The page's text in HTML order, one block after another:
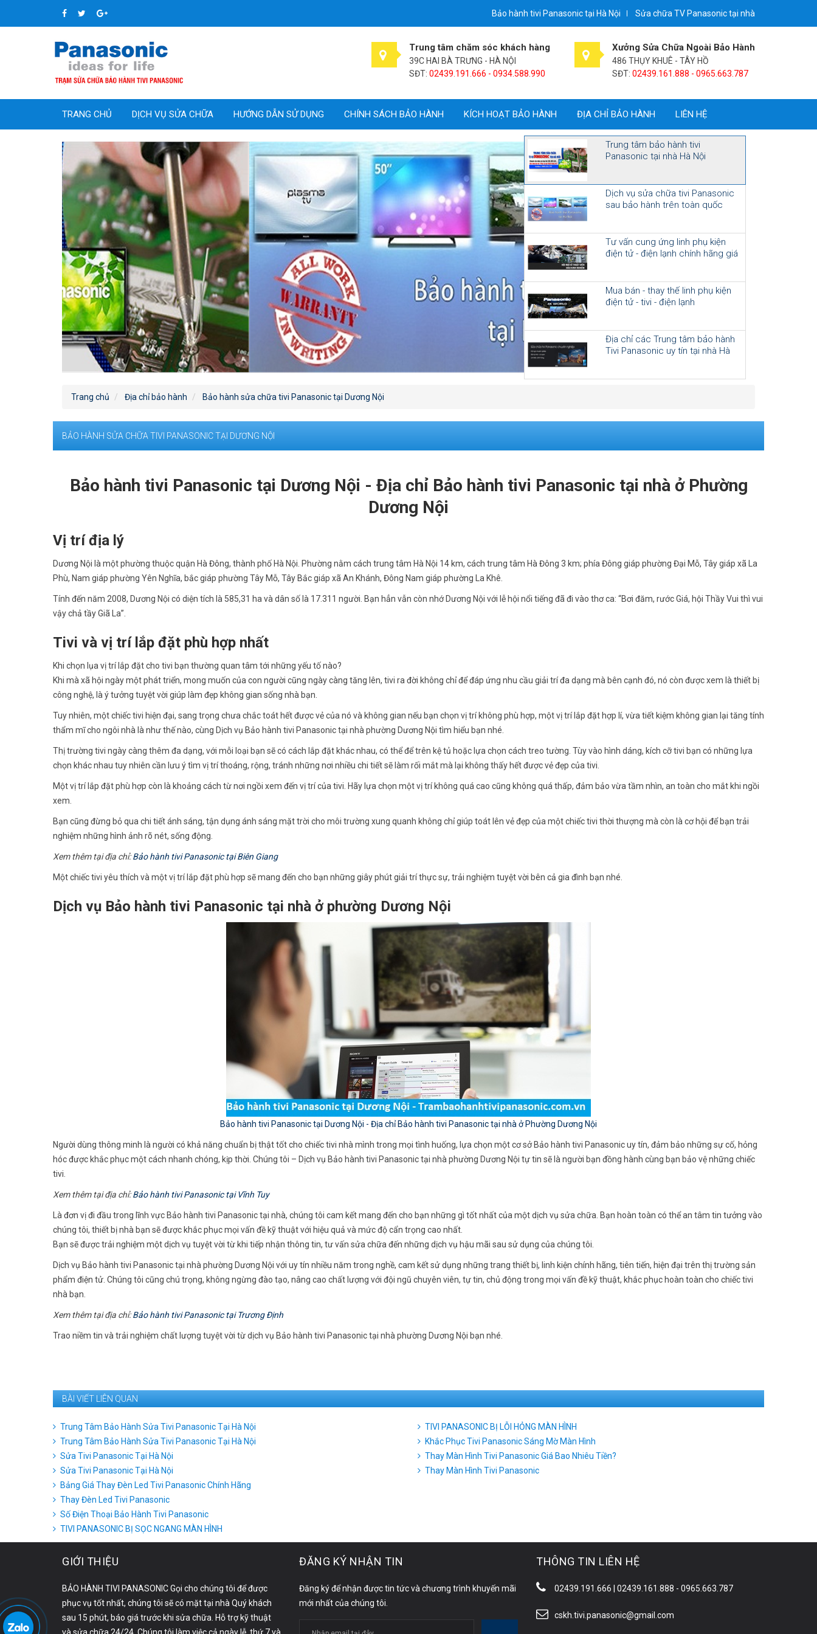
Bảo hành tivi Panasonic tại Hà Nội Sửa chữa TV Panasonic tại nhà
Trung tâm chăm sóc khách hàng
39C HAI BÀ TRƯNG - HÀ NỘI
SĐT: 02439.191.666 - 0934.588.990
Xưởng Sửa Chữa Ngoài Bảo Hành
486 THỤY KHUÊ - TÂY HỒ
SĐT: 02439.161.888 - 0965.663.787
TRANG CHỦ DỊCH VỤ SỬA CHỮA HƯỚNG DẪN SỬ DỤNG CHÍNH SÁCH BẢO HÀNH KÍCH HOẠT BẢO HÀNH ĐỊA CHỈ BẢO HÀNH LIÊN HỆ
Trung tâm bảo hành tivi
Panasonic tại nhà Hà Nội
Dịch vụ sửa chữa tivi Panasonic
sau bảo hành trên toàn quốc
Tư vấn cung ứng linh phụ kiện
điện tử - điện lạnh chính hãng giá
Mua bán - thay thế linh phụ kiện
điện tử - tivi - điện lạnh
Địa chỉ các Trung tâm bảo hành
Tivi Panasonic uy tín tại nhà Hà
Trang chủ Địa chỉ bảo hành Bảo hành sửa chữa tivi Panasonic tại Dương Nội
BẢO HÀNH SỬA CHỮA TIVI PANASONIC TẠI DƯƠNG NỘI
Bảo hành tivi Panasonic tại Dương Nội - Địa chỉ Bảo hành tivi Panasonic tại nhà ở Phường
Dương Nội
Vị trí địa lý
Dương Nội là một phường thuộc quận Hà Đông, thành phố Hà Nội. Phường nằm cách trung tâm Hà Nội 14 km, cách trung tâm Hà Đông 3 km; phía Đông giáp phường Đại Mỗ, Tây giáp xã La
Phù, Nam giáp phường Yên Nghĩa, bắc giáp phường Tây Mỗ, Tây Bắc giáp xã An Khánh, Đông Nam giáp phường La Khê.
Tính đến năm 2008, Dương Nội có diện tích là 585,31 ha và dân số là 17.311 người. Bạn hẳn vẫn còn nhớ Dương Nội với lễ hội nổi tiếng đã đi vào thơ ca: “Bơi đăm, rước Giá, hội Thầy Vui thì vui
vậy chả tầy Giã La”.
Tivi và vị trí lắp đặt phù hợp nhất
Khi chọn lụa vị trí lắp đặt cho tivi bạn thường quan tâm tới những yếu tố nào?
Khi mà xã hội ngày một phát triển, mong muốn của con người cũng ngày càng tăng lên, tivi ra đời không chỉ để đáp ứng nhu cầu giải trí đa dạng mà bên cạnh đó, nó còn được xem là thiết bị
công nghệ, là ý tưởng tuyệt vời giúp làm đẹp không gian sống nhà bạn.
Tuy nhiên, một chiếc tivi hiện đại, sang trọng chưa chắc toát hết được vẻ của nó và không gian nếu bạn chọn vị trí không phù hợp, một vị trí lắp đặt hợp lí, vừa tiết kiệm không gian lại tăng tính
thẩm mĩ cho ngôi nhà là như thế nào, cùng Dịch vụ Bảo hành tivi Panasonic tại nhà phường Dương Nội tìm hiểu bạn nhé.
Thị trường tivi ngày càng thêm đa dạng, với mỗi loại bạn sẽ có cách lắp đặt khác nhau, có thể để trên kệ tủ hoặc lựa chọn cách treo tường. Tùy vào hình dáng, kích cỡ tivi bạn có những lựa
chọn khác nhau tuy nhiên cần lưu ý tìm vị trí thoáng, rộng, tránh những nơi nhiều chi tiết sẽ làm rối mắt mà lại không thấy hết được vẻ đẹp của tivi.
Một vị trí lắp đặt phù hợp còn là khoảng cách từ nơi ngồi xem đến vị trí của tivi. Hãy lựa chọn một vị trí không quá cao cũng không quá thấp, đảm bảo vừa tầm nhìn, an toàn cho mắt khi ngồi
xem.
Bạn cũng đừng bỏ qua chi tiết ánh sáng, tận dụng ánh sáng mặt trời cho môi trường xung quanh không chỉ giúp toát lên vẻ đẹp của một chiếc tivi thời thượng mà còn là cơ hội để bạn trải
nghiệm những hình ảnh rõ nét, sống động.
Xem thêm tại địa chỉ:Bảo hành tivi Panasonic tại Biên Giang
Một chiếc tivi yêu thích và một vị trí lắp đặt phù hợp sẽ mang đến cho bạn những giây phút giải trí thực sự, trải nghiệm tuyệt vời bên cả gia đình bạn nhé.
Dịch vụ Bảo hành tivi Panasonic tại nhà ở phường Dương Nội
Bảo hành tivi Panasonic tại Dương Nội - Địa chỉ Bảo hành tivi Panasonic tại nhà ở Phường Dương Nội
Người dùng thông minh là người có khả năng chuẩn bị thật tốt cho chiếc tivi nhà mình trong mọi tình huống, lựa chọn một cơ sở Bảo hành tivi Panasonic uy tín, đảm bảo những sự cố, hỏng
hóc được khắc phục một cách nhanh chóng, kịp thời. Chúng tôi – Dịch vụ Bảo hành tivi Panasonic tại nhà phường Dương Nội tự tin sẽ là người bạn đồng hành cùng bạn bảo vệ những chiếc
tivi.
Xem thêm tại địa chỉ:Bảo hành tivi Panasonic tại Vĩnh Tuy
Là đơn vị đi đầu trong lĩnh vực Bảo hành tivi Panasonic tại nhà, chúng tôi cam kết mang đến cho bạn những gì tốt nhất của một dịch vụ sửa chữa. Bạn hoàn toàn có thể an tâm tin tưởng vào
chúng tôi, thiết bị nhà bạn sẽ được khắc phục mọi vấn đề kỹ thuật với hiệu quả và mức độ cẩn trọng cao nhất.
Bạn sẽ được trải nghiệm một dịch vụ tuyệt vời từ khi tiếp nhận thông tin, tư vấn sửa chữa đến những dịch vụ hậu mãi sau sử dụng của chúng tôi.
Dịch vụ Bảo hành tivi Panasonic tại nhà phường Dương Nội với uy tín nhiều năm trong nghề, cam kết sử dụng những trang thiết bị, linh kiện chính hãng, tiên tiến, hiện đại trên thị trường sản
phẩm điện tử. Chúng tôi cũng chú trọng, không ngừng đào tạo, nâng cao chất lượng với đội ngũ chuyên viên, tự tin, chủ động trong mọi vấn đề kỹ thuật, khắc phục hoàn toàn cho chiếc tivi
nhà bạn.
Xem thêm tại địa chỉ:Bảo hành tivi Panasonic tại Trương Định
Trao niềm tin và trải nghiệm chất lượng tuyệt vời từ dịch vụ Bảo hành tivi Panasonic tại nhà phường Dương Nội bạn nhé.
BÀI VIẾT LIÊN QUAN
Trung Tâm Bảo Hành Sửa Tivi Panasonic Tại Hà Nội
Trung Tâm Bảo Hành Sửa Tivi Panasonic Tại Hà Nội
Sửa Tivi Panasonic Tại Hà Nội
Sửa Tivi Panasonic Tại Hà Nội
Bảng Giá Thay Đèn Led Tivi Panasonic Chính Hãng
Thay Đèn Led Tivi Panasonic
Số Điện Thoại Bảo Hành Tivi Panasonic
TIVI PANASONIC BỊ SỌC NGANG MÀN HÌNH
TIVI PANASONIC BỊ LỖI HỎNG MÀN HÌNH
Khắc Phục Tivi Panasonic Sáng Mờ Màn Hình
Thay Màn Hình Tivi Panasonic Giá Bao Nhiêu Tiền?
Thay Màn Hình Tivi Panasonic
GIỚI THIỆU
BẢO HÀNH TIVI PANASONIC Gọi cho chúng tôi để được
phục vụ tốt nhất, chúng tôi sẽ có mặt tại nhà Quý khách
sau 15 phút, báo giá trước khi sửa chữa. Hỗ trợ kỹ thuật
ĐĂNG KÝ NHẬN TIN
Đăng ký để nhận được tin tức và chương trình khuyến mãi
mới nhất của chúng tôi.
THÔNG TIN LIÊN HỆ
02439.191.666 | 02439.161.888 - 0965.663.787
cskh.tivi.panasonic@gmail.com